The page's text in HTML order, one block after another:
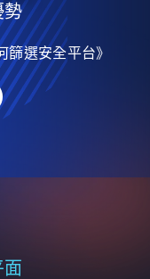
勢
選安全平台》
面